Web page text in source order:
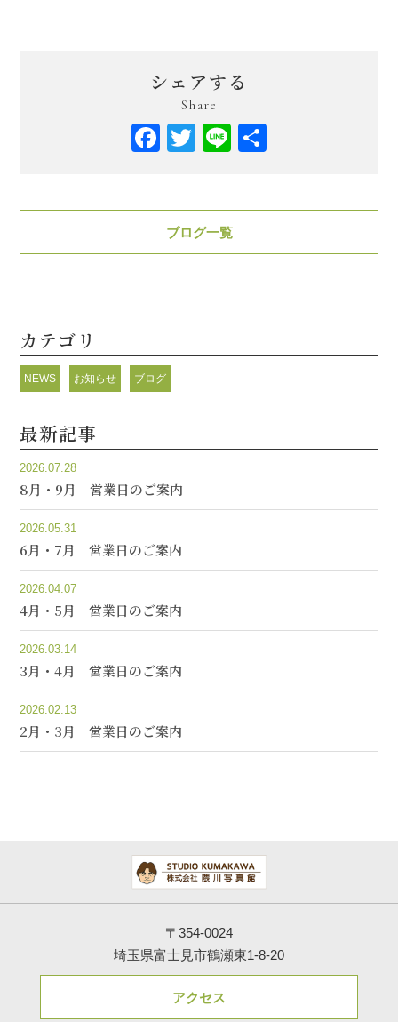
シェアする
Share
Facebook
Twitter
Line
ブログ一覧
カテゴリ
NEWS お知らせ ブログ
最新記事
2026.07.28
8月・9月 営業日のご案内
2026.05.31
6月・7月 営業日のご案内
2026.04.07
4月・5月 営業日のご案内
2026.03.14
3月・4月 営業日のご案内
2026.02.13
2月・3月 営業日のご案内
〒354-0024
埼玉県富士見市鶴瀬東1-8-20
アクセス